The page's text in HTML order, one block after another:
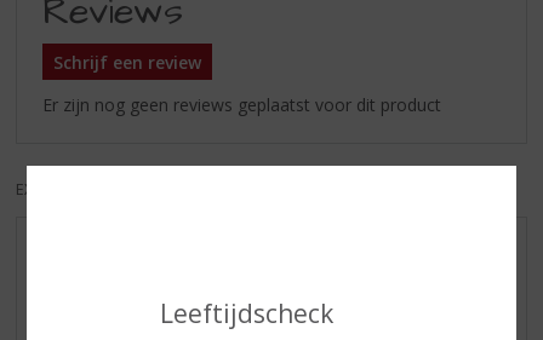
Leeftijdscheck
Reviews
Schrijf een review
Er zijn nog geen reviews geplaatst voor dit product
EXCL. BTW
WHISKY VAN DE MAAND